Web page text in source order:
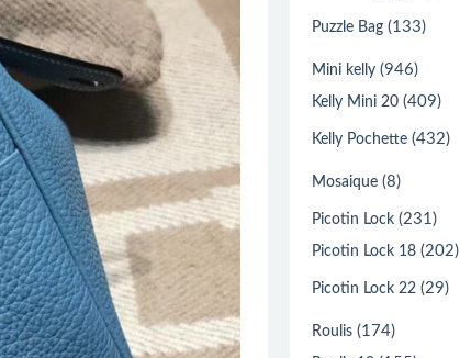
Puzzle Bag (133)
Mini kelly (946)
Kelly Mini 20 (409)
Kelly Pochette (432)
Mosaique (8)
Picotin Lock (231)
Picotin Lock 18 (202)
Picotin Lock 22 (29)
Roulis (174)